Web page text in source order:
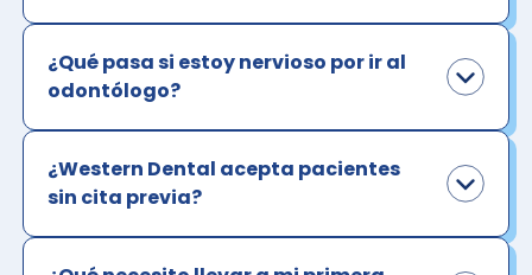
¿Qué pasa si estoy nervioso por ir al
odontólogo?
¿Western Dental acepta pacientes
sin cita previa?